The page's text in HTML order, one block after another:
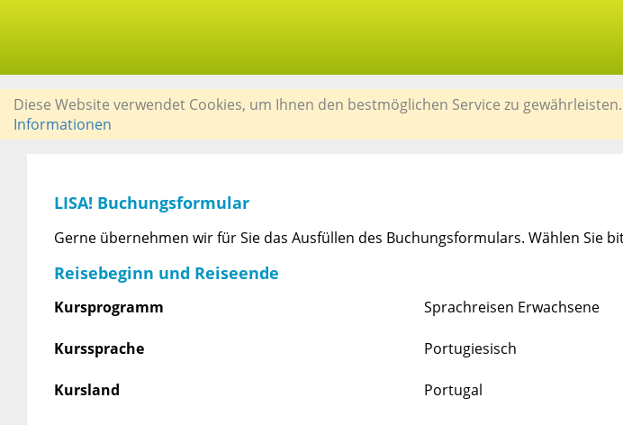
Diese Website verwendet Cookies, um Ihnen den bestmöglichen Service zu
Informationen
LISA! Buchungsformular
Gerne übernehmen wir für Sie das Ausfüllen des Buchungsformulars. Wählen Sie
Reisebeginn und Reiseende
Kursprogramm Sprachreisen Erwachsene
Kurssprache Portugiesisch
Kursland Portugal